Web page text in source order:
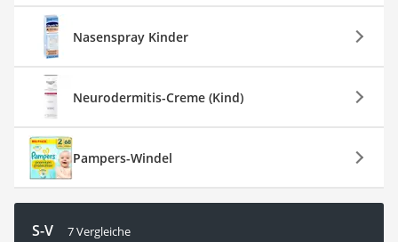
Nasenspray Kinder
Neurodermitis-Creme (Kind)
Pampers-Windel
S-V 7 Vergleiche